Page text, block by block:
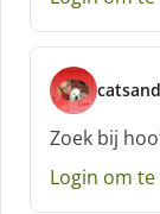
f
s
c
h
r
Zoek bij
Login om